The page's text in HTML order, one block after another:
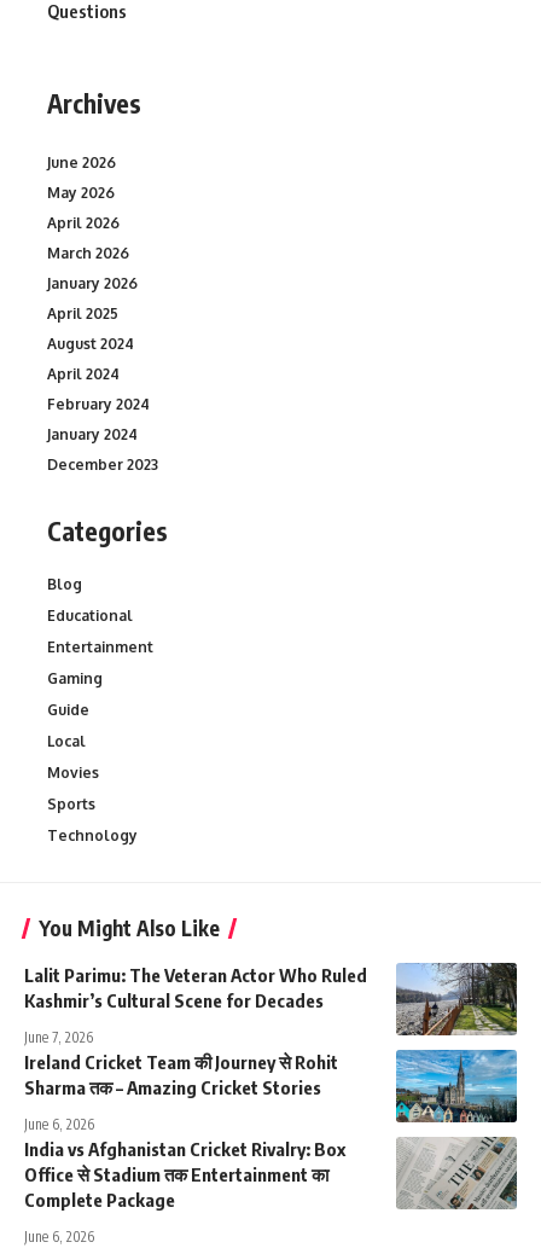
Questions
Archives
June 2026
May 2026
April 2026
March 2026
January 2026
April 2025
August 2024
April 2024
February 2024
January 2024
December 2023
Categories
Blog
Educational
Entertainment
Gaming
Guide
Local
Movies
Sports
Technology
You Might Also Like
Lalit Parimu: The Veteran Actor Who Ruled
Kashmir’s Cultural Scene for Decades
June 7, 2026
Ireland Cricket Team की Journey से Rohit
Sharma तक – Amazing Cricket Stories
June 6, 2026
India vs Afghanistan Cricket Rivalry: Box
Office से Stadium तक Entertainment का
Complete Package
June 6, 2026